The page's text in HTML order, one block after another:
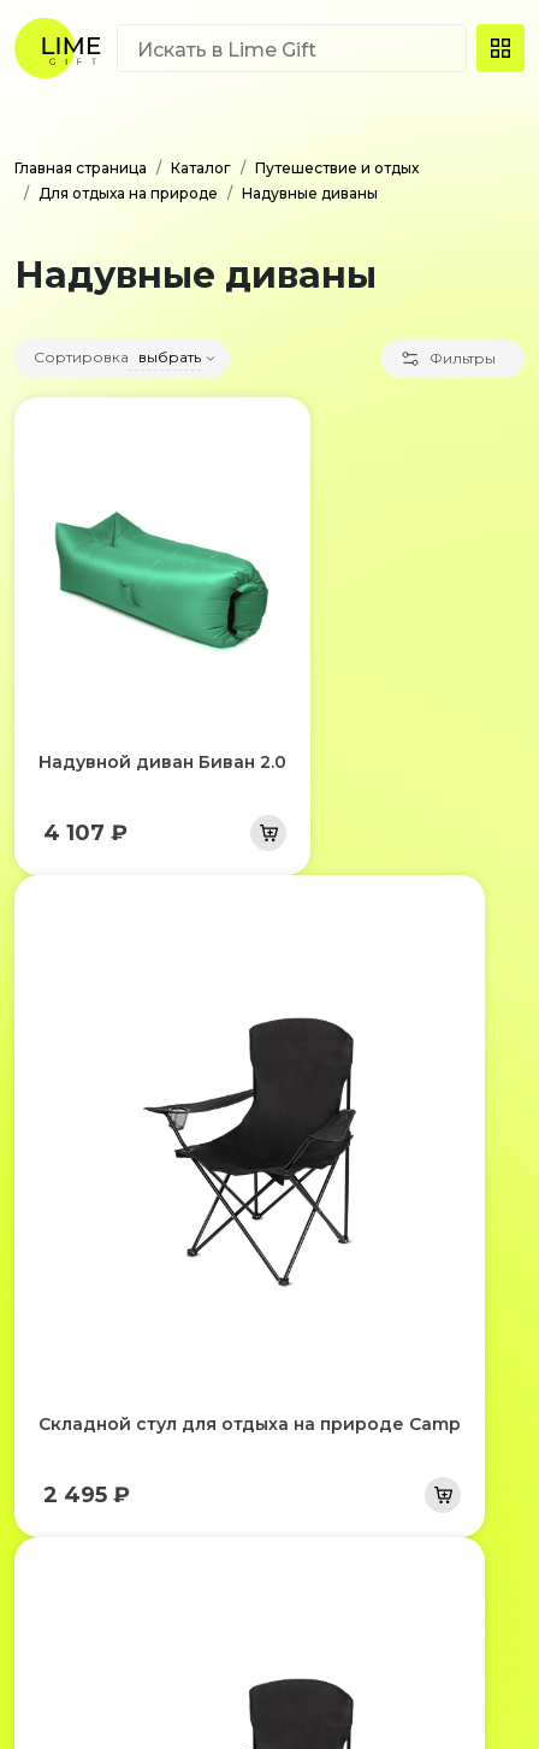
Главная страница Каталог
Путешествие и отдых
Для отдыха на природе
Надувные диваны
Надувные диваны
Сортировка выбрать Фильтры
Надувной диван Биван 2.0
4 107 ₽
Складной стул для отдыха на природе Camp
2 495 ₽